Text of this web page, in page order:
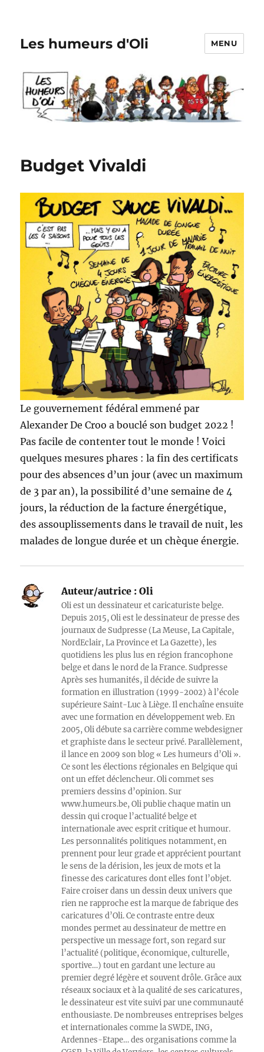
Les humeurs d'Oli MENU
Budget Vivaldi
Le gouvernement fédéral emmené par
Alexander De Croo a bouclé son budget 2022 !
Pas facile de contenter tout le monde ! Voici
quelques mesures phares : la fin des certificats
pour des absences d’un jour (avec un maximum
de 3 par an), la possibilité d’une semaine de 4
jours, la réduction de la facture énergétique,
des assouplissements dans le travail de nuit, les
malades de longue durée et un chèque énergie.
Auteur/autrice : Oli
Oli est un dessinateur et caricaturiste belge.
Depuis 2015, Oli est le dessinateur de presse des
journaux de Sudpresse (La Meuse, La Capitale,
NordEclair, La Province et La Gazette), les
quotidiens les plus lus en région francophone
belge et dans le nord de la France. Sudpresse
Après ses humanités, il décide de suivre la
formation en illustration (1999-2002) à l’école
supérieure Saint-Luc à Liège. Il enchaîne ensuite
avec une formation en développement web. En
2005, Oli débute sa carrière comme webdesigner
et graphiste dans le secteur privé. Parallèlement,
il lance en 2009 son blog « Les humeurs d’Oli ».
Ce sont les élections régionales en Belgique qui
ont un effet déclencheur. Oli commet ses
premiers dessins d’opinion. Sur
www.humeurs.be, Oli publie chaque matin un
dessin qui croque l’actualité belge et
internationale avec esprit critique et humour.
Les personnalités politiques notamment, en
prennent pour leur grade et apprécient pourtant
le sens de la dérision, les jeux de mots et la
finesse des caricatures dont elles font l’objet.
Faire croiser dans un dessin deux univers que
rien ne rapproche est la marque de fabrique des
caricatures d’Oli. Ce contraste entre deux
mondes permet au dessinateur de mettre en
perspective un message fort, son regard sur
l’actualité (politique, économique, culturelle,
sportive…) tout en gardant une lecture au
premier degré légère et souvent drôle. Grâce aux
réseaux sociaux et à la qualité de ses caricatures,
le dessinateur est vite suivi par une communauté
enthousiaste. De nombreuses entreprises belges
et internationales comme la SWDE, ING,
Ardennes-Etape… des organisations comme la